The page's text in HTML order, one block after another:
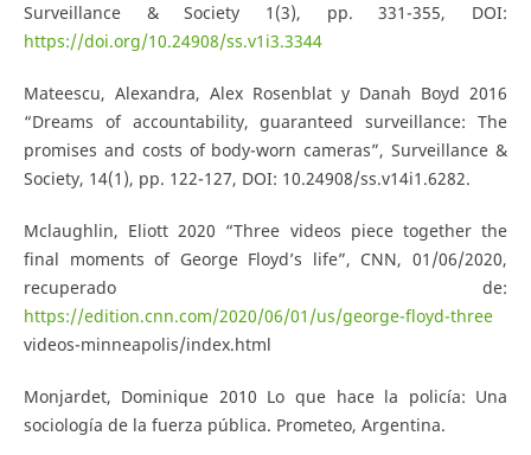
Surveillance & Society 1(3), pp. 331-355, DOI:
https://doi.org/10.24908/ss.v1i3.3344
Mateescu, Alexandra, Alex Rosenblat y Danah Boyd 2016
“Dreams of accountability, guaranteed surveillance: The
promises and costs of body-worn cameras”, Surveillance &
Society, 14(1), pp. 122-127, DOI: 10.24908/ss.v14i1.6282.
Mclaughlin, Eliott 2020 “Three videos piece together the
final moments of George Floyd’s life”, CNN, 01/06/2020,
recuperado de:
https://edition.cnn.com/2020/06/01/us/george-floyd-three
videos-minneapolis/index.html
Monjardet, Dominique 2010 Lo que hace la policía: Una
sociología de la fuerza pública. Prometeo, Argentina.